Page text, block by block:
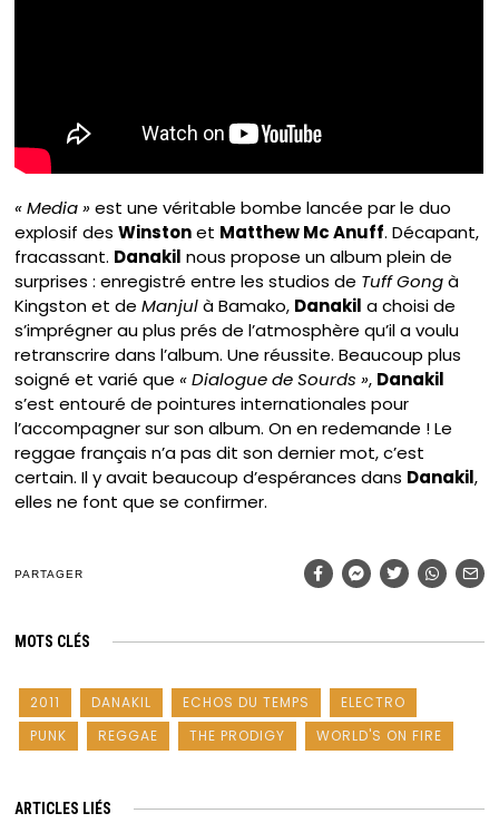
« Media »est une véritable bombe lancée par le duo
explosif desWinstonet Matthew Mc Anuff. Décapant,
fracassant. Danakil nous propose un album plein de
surprises : enregistré entre les studios de Tuff Gongà
Kingston et deManjulà Bamako, Danakil a choisi de
s’imprégner au plus prés de l’atmosphère qu’il a voulu
retranscrire dans l’album. Une réussite. Beaucoup plus
soigné et varié que« Dialogue de Sourds », Danakil
s’est entouré de pointures internationales pour
l’accompagner sur son album. On en redemande ! Le
reggae français n’a pas dit son dernier mot, c’est
certain. Il y avait beaucoup d’espérances dans Danakil,
elles ne font que se confirmer.
PARTAGER
MOTS CLÉS
2011 DANAKIL ECHOS DU TEMPS
ELECTRO
PUNK
REGGAE THE PRODIGY WORLD'S ON FIRE
ARTICLES LIÉS